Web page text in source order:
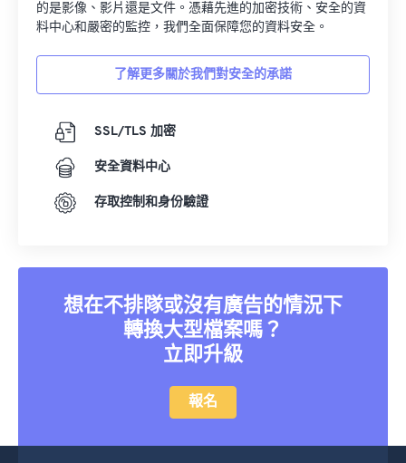
的是影像、影片還是文件。憑藉先進的加密技術、安全的資
料中心和嚴密的監控，我們全面保障您的資料安全。
了解更多關於我們對安全的承諾
SSL/TLS 加密
安全資料中心
存取控制和身份驗證
想在不排隊或沒有廣告的情況下
轉換大型檔案嗎？
立即升級
報名